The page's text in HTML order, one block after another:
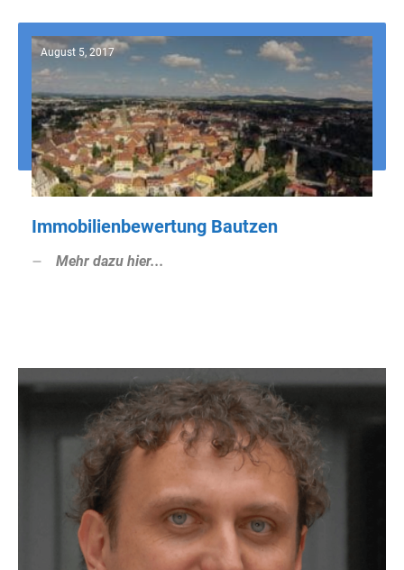
August 5, 2017
Immobilienbewertung Bautzen
Mehr dazu hier...